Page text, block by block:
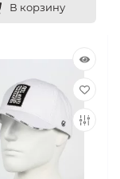
В корзину